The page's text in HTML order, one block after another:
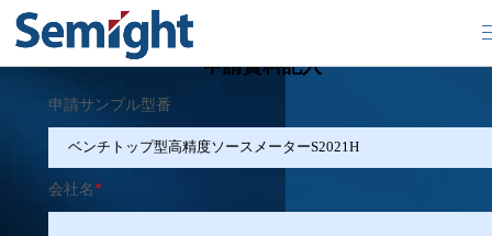
申請資料記入
申請サンプル型番
会社名*